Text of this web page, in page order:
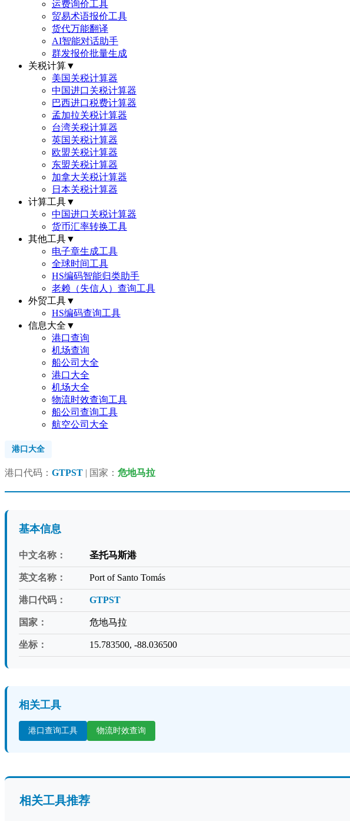
运费询价工具
贸易术语报价工具
货代万能翻译
AI智能对话助手
群发报价批量生成
关税计算▼
美国关税计算器
中国进口关税计算器
巴西进口税费计算器
孟加拉关税计算器
台湾关税计算器
英国关税计算器
欧盟关税计算器
东盟关税计算器
加拿大关税计算器
日本关税计算器
计算工具▼
中国进口关税计算器
货币汇率转换工具
其他工具▼
电子章生成工具
全球时间工具
HS编码智能归类助手
老赖（失信人）查询工具
外贸工具▼
HS编码查询工具
信息大全 ▼
港口查询
机场查询
船公司大全
港口大全
机场大全
物流时效查询工具
船公司查询工具
航空公司大全
港口大全
港口代码： GTPST | 国家： 危地马拉
基本信息
中文名称： 圣托马斯港
英文名称： Port of Santo Tomás
港口代码： GTPST
国家： 危地马拉
坐标： 15.783500, -88.036500
相关工具
港口查询工具 物流时效查询
相关工具推荐